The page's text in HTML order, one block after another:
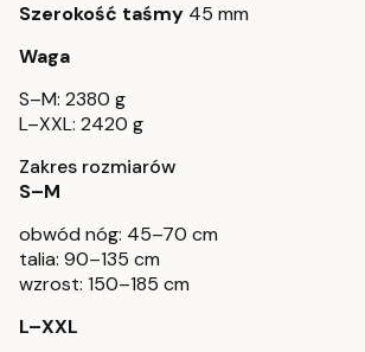
Szerokość taśmy 45 mm
Waga
S–M: 2380 g
L–XXL: 2420 g
Zakres rozmiarów
S–M
obwód nóg: 45–70 cm
talia: 90–135 cm
wzrost: 150–185 cm
L–XXL